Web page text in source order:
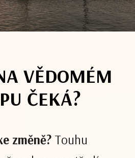
VĚDOMÉM
ČEKÁ?
změně?Touhu